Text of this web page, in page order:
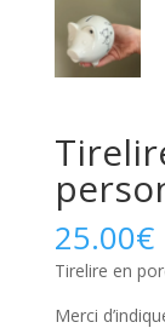
25.00€
Tirelire en
Merci